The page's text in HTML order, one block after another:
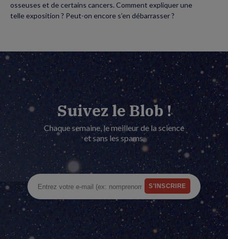
osseuses et de certains cancers. Comment expliquer une
telle exposition ? Peut-on encore s’en débarrasser ?
Suivez le Blob !
Chaque semaine, le meilleur de la science
et sans les spams.